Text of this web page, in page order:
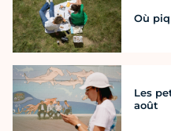
Où
Les
août